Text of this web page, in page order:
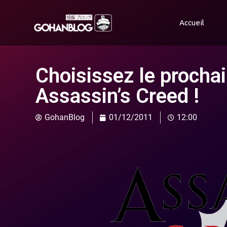
Accueil
Choisissez le
Assassin’s Creed !
GohanBlog 01/12/2011 12:00